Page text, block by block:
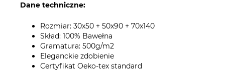
Dane techniczne:
Rozmiar: 30x50 + 50x90 + 70x140
Skład: 100% Bawełna
Gramatura: 500g/m2
Eleganckie zdobienie
Certyfikat Oeko-tex standard